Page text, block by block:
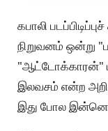
கபாலி
நிறுவனம் ஒன்று
"ஆட்டோக்காரன்"
இலவசம் என்ற
இது போல